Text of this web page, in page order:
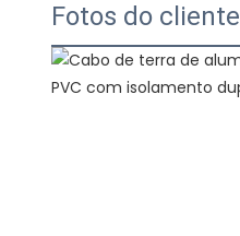
Fotos do cliente